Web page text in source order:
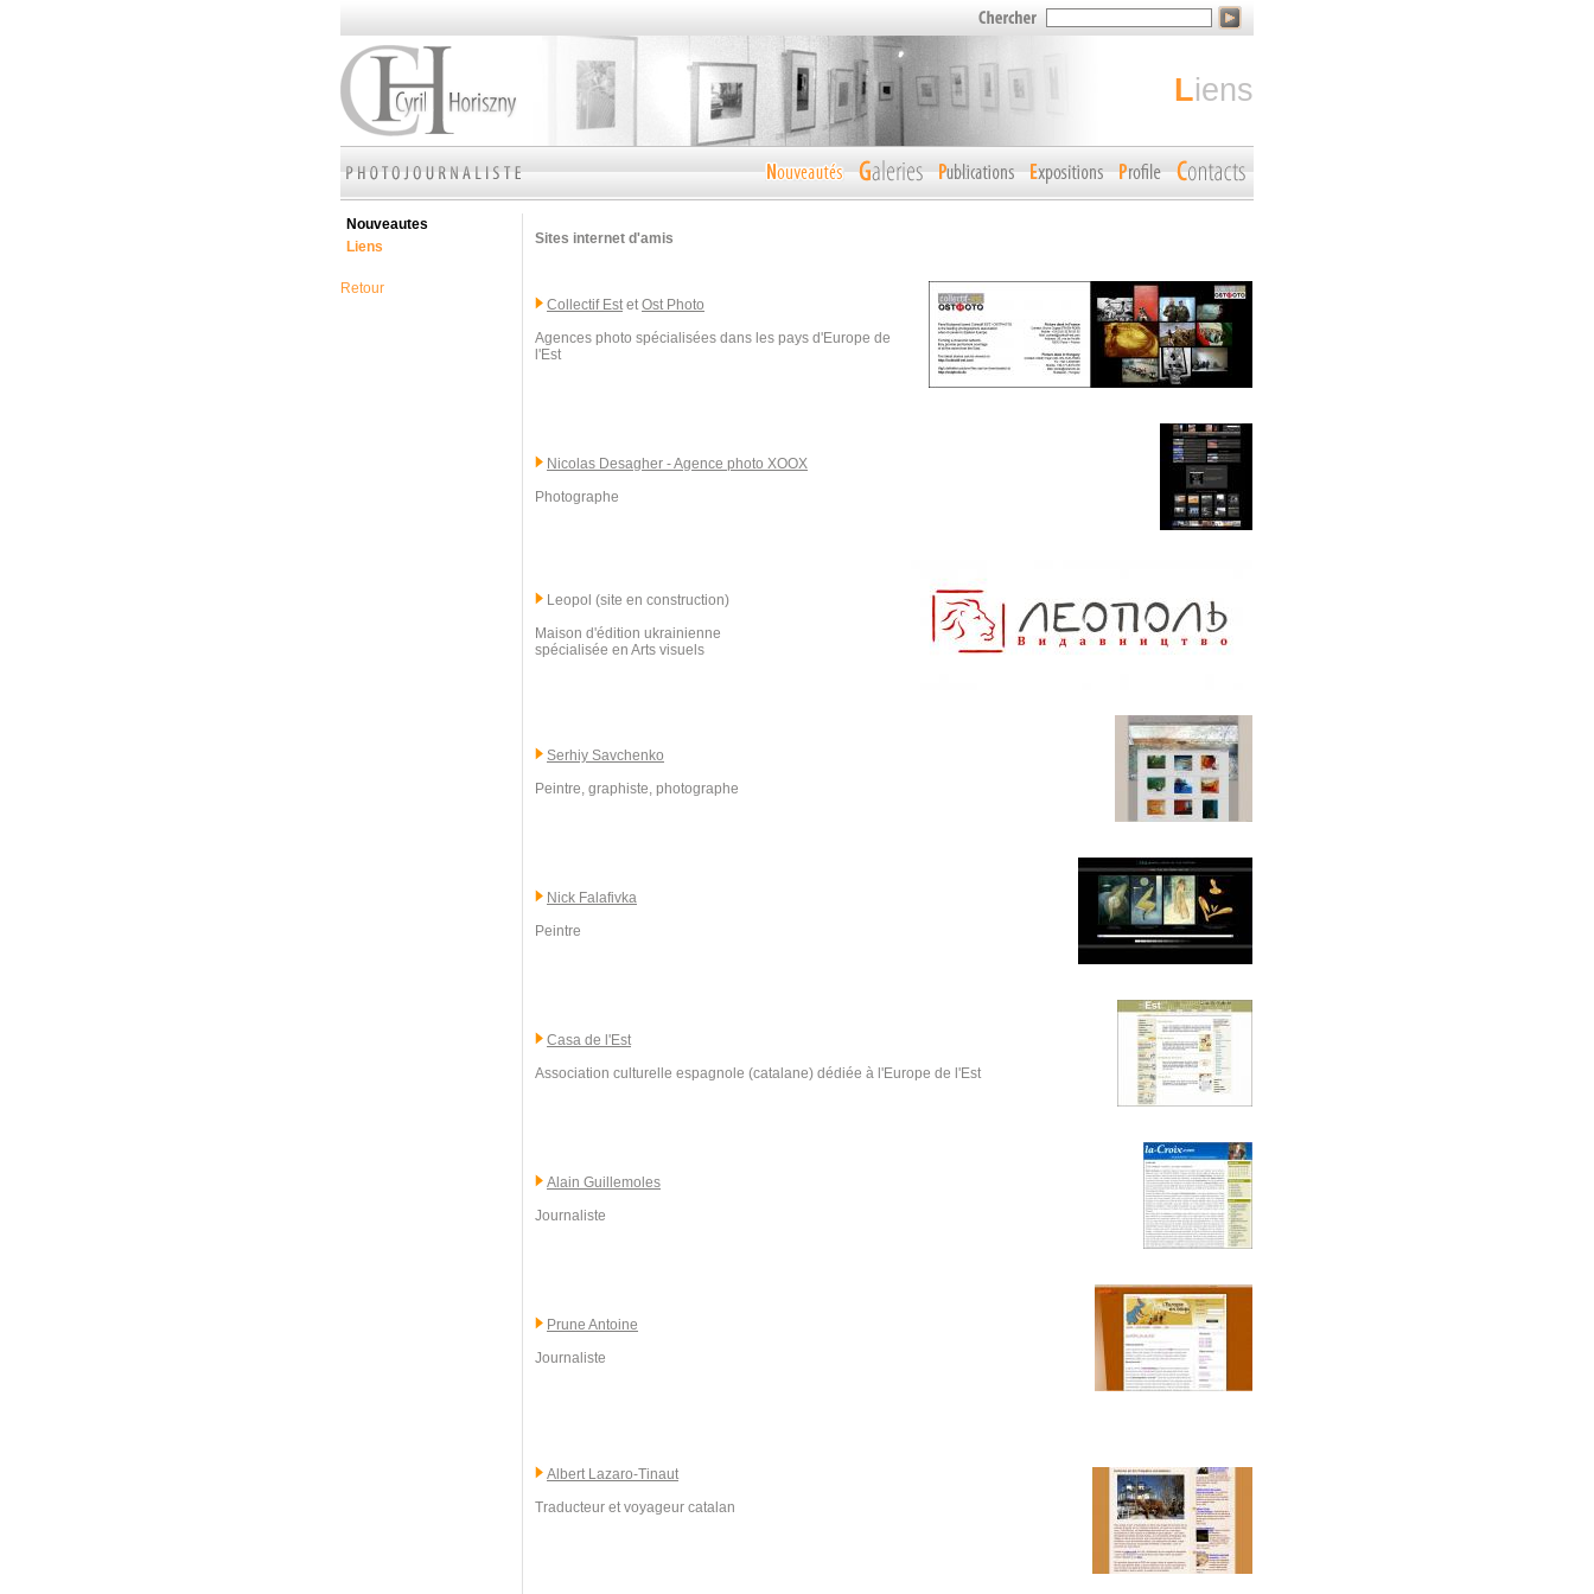
liens
Nouveautes
Liens
Retour
Sites internet d'amis
Collectif Est et Ost Photo
Agences photo spécialisées dans les pays d'Europe de
l'Est
Nicolas Desagher - Agence photo XOOX
Photographe
Leopol (site en construction)
Maison d'édition ukrainienne
spécialisée en Arts visuels
Serhiy Savchenko
Peintre, graphiste, photographe
Nick Falafivka
Peintre
Casa de l'Est
Association culturelle espagnole (catalane) dédiée à l'Europe de l'Est
Alain Guillemoles
Journaliste
Prune Antoine
Journaliste
Albert Lazaro-Tinaut
Traducteur et voyageur catalan